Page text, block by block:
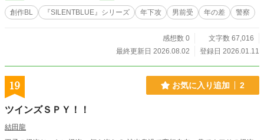
創作BL 『SILENTBLUE』シリーズ 年下攻 男前受 年の差 警察
感想数 0
文字数 67,016
最終更新日 2026.08.02
登録日 2026.01.11
19 お気に入り追加 2
ツインズＳＰＹ！！
結田龍